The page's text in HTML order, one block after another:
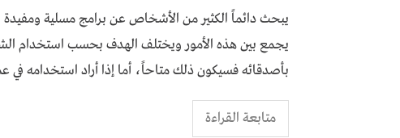
يبحث دائماً الكثير من الأشخاص عن برامج مسلية ومفيدة
يجمع بين هذه الأمور ويختلف الهدف بحسب استخدام
بأصدقائه فسيكون ذلك متاحاً، أما إذا أراد استخدامه في
متابعة القراءة